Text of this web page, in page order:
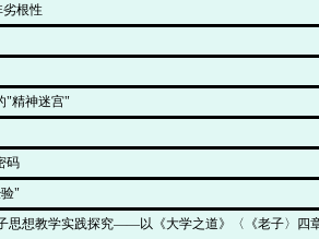
劣根性
"精神迷宫"
码
"
思想教学实践探究——以《大学之道》〈《老子〉四